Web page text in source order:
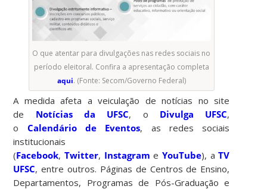
O que atentar para divulgações nas redes sociais no
período eleitoral. Confira a apresentação completa
aqui. (Fonte: Secom/Governo Federal)
A medida afeta a veiculação de notícias no site
de Notícias da UFSC, o Divulga UFSC,
o Calendário de Eventos, as redes sociais
institucionais
(Facebook,Twitter, Instagram e YouTube), aTV
UFSC, entre outros. Páginas de Centros de Ensino,
Departamentos, Programas de Pós-Graduação e